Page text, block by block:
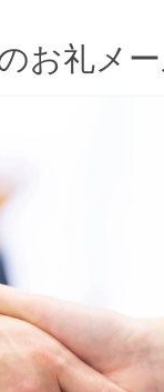
お礼メ